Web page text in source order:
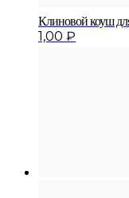
Клиновой коуш
1,00 ₽